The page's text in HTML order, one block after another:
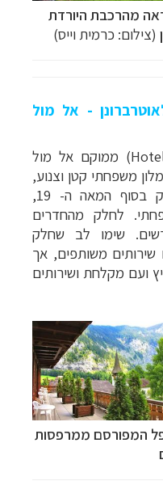
מהרכבת היורדת
(צילום: כרמית וייס)
- אל מול
Hotel Staubbach) ממוקם אל מול
משפחתי קטן וצנוע,
אחד הראשונים שהוקמו בעמק בסוף המאה ה- 19,
לחלק מהחדרים
שימו לב שחלק
משותפים, אך
ועם מקלחת ושירותים
המפורסם ממרפסות